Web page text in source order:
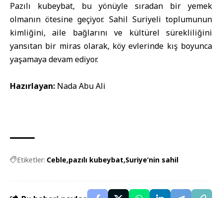
Pazılı kubeybat, bu yönüyle sıradan bir yemek
olmanın ötesine geçiyor. Sahil Suriyeli toplumunun
kimliğini, aile bağlarını ve kültürel sürekliliğini
yansıtan bir miras olarak, köy evlerinde kış boyunca
yaşamaya devam ediyor.
Hazırlayan: Nada Abu Ali
Etiketler: Ceble pazılı kubeybat Suriye’nin sahil